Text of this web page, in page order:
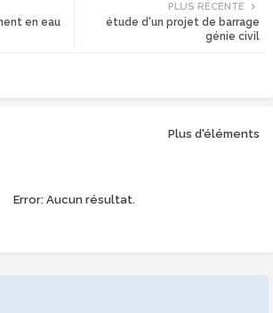
tte ats
PLUS RÉCENTE
étude d'un projet de barrage
génie civil
en eau
Plus d'éléments
Error:Aucun résultat.